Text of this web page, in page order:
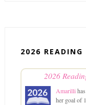
2026 READING
2026
Amarilli
her goal of